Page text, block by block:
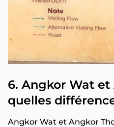
6. Angkor Wat et
quelles
Angkor Wat et Angkor